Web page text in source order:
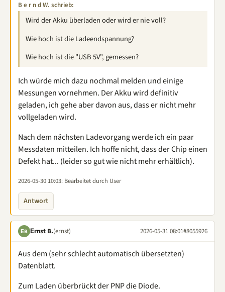
B e r n d W. schrieb:
Wird der Akku überladen oder wird er nie voll?
Wie hoch ist die Ladeendspannung?
Wie hoch ist die "USB 5V", gemessen?
Ich würde mich dazu nochmal melden und einige
Messungen vornehmen. Der Akku wird definitiv
geladen, ich gehe aber davon aus, dass er nicht mehr
vollgeladen wird.
Nach dem nächsten Ladevorgang werde ich ein paar
Messdaten mitteilen. Ich hoffe nicht, dass der Chip einen
Defekt hat... (leider so gut wie nicht mehr erhältlich).
2026-05-30 10:03: Bearbeitet durch User
Antwort
ΕB Εrnst B.(ernst) 2026-05-31 08:01#8055926
Aus dem (sehr schlecht automatisch übersetzten)
Datenblatt.
Zum Laden überbrückt der PNP die Diode.